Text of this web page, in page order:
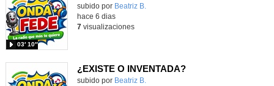
Contenido educativo.
subido por Beatriz B.
03′ 10″
hace 6 dias
7visualizaciones
¿EXISTE O INVENTADA?
Contenido educativo.
subido por Beatriz B.